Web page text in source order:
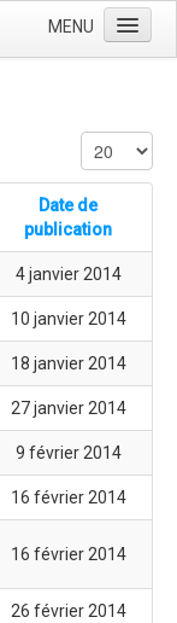
MENU
Date de
publication
4 janvier 2014
10 janvier 2014
18 janvier 2014
27 janvier 2014
9 février 2014
16 février 2014
16 février 2014
26 février 2014